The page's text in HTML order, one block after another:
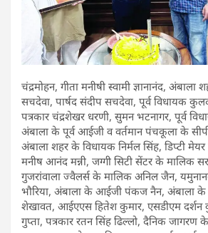
चंद्रमोहन, गीता मनीषी स्वामी ज्ञानानंद,
सचदेवा, पार्षद संदीप सचदेवा, पूर्व विधायक
पत्रकार चंद्रशेखर धरणी, सुमन भटनागर, पूर्व
अंबाला के पूर्व आईजी व वर्तमान पंचकूला के
अंबाला शहर के विधायक निर्मल सिंह, डिप्टी मेयर
मनीष आनंद मन्नी, जग्गी सिटी सेंटर के मालिक
गुजरांवाला ज्वैलर्स के मालिक अनिल जैन,
भौरिया, अंबाला के आईजी पंकज नैन, अंबाला
शेखावत, आईएएस हितेश कुमार, एसडीएम
गुप्ता, पत्रकार रतन सिंह ढिल्लो, दैनिक जागरण